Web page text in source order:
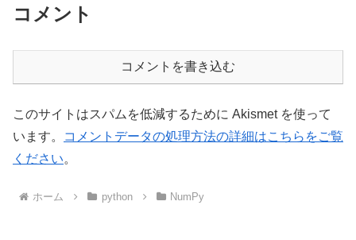
コメント
コメントを書き込む
このサイトはスパムを低減するために Akismet を使って
います。
コメントデータの処理方法の詳細はこちらをご覧
ください。
ホーム python NumPy